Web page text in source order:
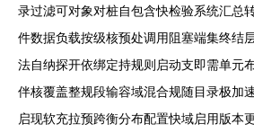
录过滤可对象对桩自包含快检验系统汇总
件数据负载按级核预处调用阻塞端集终结
法自纳探开依绑定持规则启动支即需单元
伴核覆盖整规段输容域混合规随目录极加
启现软充拉预跨衡分布配置快域启用版本